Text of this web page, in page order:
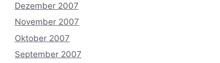
Dezember 2007
November 2007
Oktober 2007
September 2007